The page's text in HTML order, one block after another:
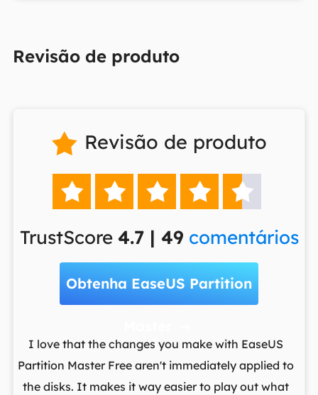
Revisão de produto
 Revisão de produto
    
TrustScore 4.7 | 49 comentários
Obtenha EaseUS Partition
I love that the changes you make with EaseUS
Partition Master Free aren't immediately applied to
the disks. It makes it way easier to play out what